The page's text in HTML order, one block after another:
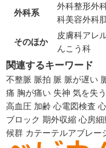
外科系
外科整形外
科美容外科
そのほか
皮膚科アレ
んこう科
関連するキーワード
不整脈 脈拍 脈 脈が遅い
痛 胸が痛い 失神 気を失う
高血圧 加齢 心電図検査
ブロック 期外収縮 心房細
候群 カテーテルアブレー